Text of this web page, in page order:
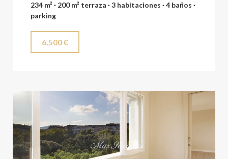
234 m² · 200 m² terraza · 3 habitaciones · 4 baños ·
parking
6.500 €